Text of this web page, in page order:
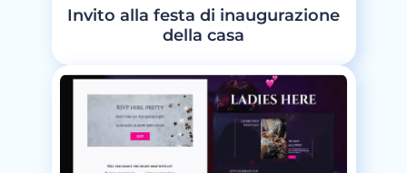
Invito alla festa di inaugurazione
della casa